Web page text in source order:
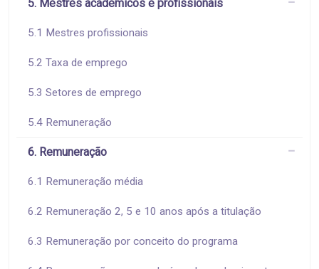
5. Mestres acadêmicos e profissionais
5.1 Mestres profissionais
5.2 Taxa de emprego
5.3 Setores de emprego
5.4 Remuneração
6. Remuneração
6.1 Remuneração média
6.2 Remuneração 2, 5 e 10 anos após a titulação
6.3 Remuneração por conceito do programa